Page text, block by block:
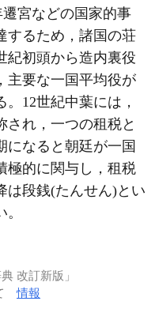
宮などの国家的事
するため，諸国の荘
紀初頭から造内裏役
主要な一国平均役が
12世紀中葉には，
され，一つの租税と
になると朝廷が一国
極的に関与し，租税
は段銭(たんせん)とい
改訂新版」
て情報